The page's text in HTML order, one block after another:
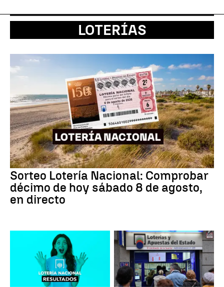
LOTERÍAS
Sorteo Lotería Nacional: Comprobar
décimo de hoy sábado 8 de agosto,
en directo